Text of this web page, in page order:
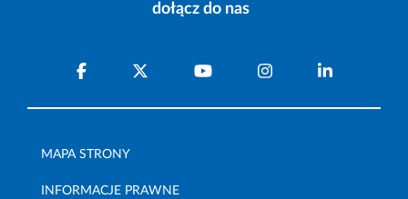
dołącz do nas
MAPA STRONY
INFORMACJE PRAWNE